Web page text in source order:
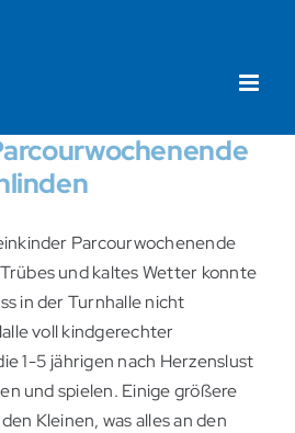
Parcourwochenende
und kaltes Wetter konnte
in der Turnhalle nicht
voll kindgerechter
1-5 jährigen nach Herzenslust
und spielen. Einige größere
Kleinen, was alles an den